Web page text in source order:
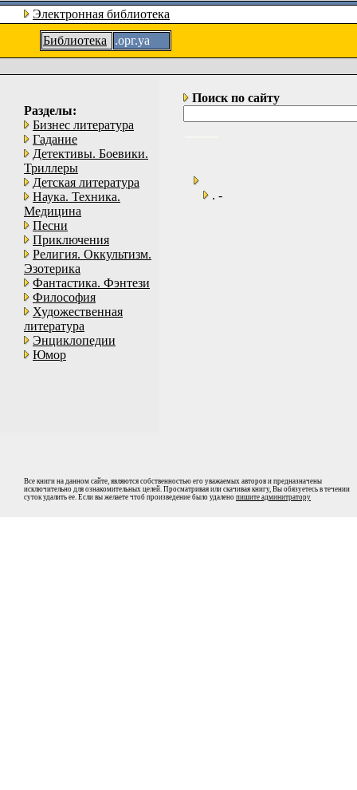
Электронная библиотека
Библиотека
.орг.уа
Разделы:
Бизнес литература
Гадание
Детективы. Боевики.
Триллеры
Детская литература
Наука. Техника.
Медицина
Песни
Приключения
Религия. Оккультизм.
Эзотерика
Фантастика. Фэнтези
Философия
Художественная
литература
Энциклопедии
Юмор
Поиск по сайту
. -
Все книги на данном сайте, являются собственностью его уважаемых авторов и предназначены
исключительно для ознакомительных целей. Просматривая или скачивая книгу, Вы обязуетесь в течении
суток удалить ее. Если вы желаете чтоб произведение было удалено пишите админитратору